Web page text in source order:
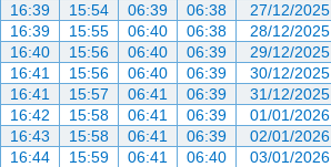
27/12/2025
06:38
06:39
15:54
16:39
28/12/2025
06:38
06:40
15:55
16:39
29/12/2025
06:39
06:40
15:56
16:40
30/12/2025
06:39
06:40
15:56
16:41
31/12/2025
06:39
06:41
15:57
16:41
01/01/2026
06:39
06:41
15:58
16:42
02/01/2026
06:39
06:41
15:58
16:43
03/01/2026
06:40
06:41
15:59
16:44